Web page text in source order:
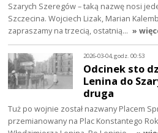
Szarych Szeregów – taką nazwę nosi
Szczecina. Wojciech Lizak, Marian
zapraszamy na trzecią, ostatnią… »
2026-03-04, godz. 00:53
Odcinek sto
Lenina do
druga
Tuż po wojnie został nazwany Placem
przemianowany na Plac Konstantego